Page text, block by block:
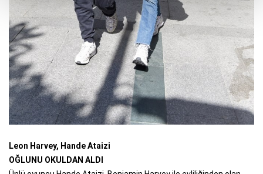
Leon Harvey, Hande Ataizi
OĞLUNU OKULDAN ALDI